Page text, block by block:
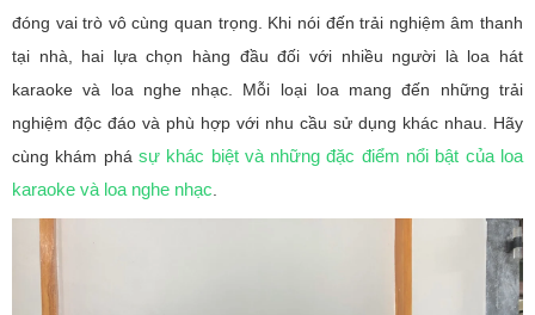
đóng vai trò vô cùng quan trọng. Khi nói đến trải nghiệm âm thanh
tại nhà, hai lựa chọn hàng đầu đối với nhiều người là loa hát
karaoke và loa nghe nhạc. Mỗi loại loa mang đến những trải
nghiệm độc đáo và phù hợp với nhu cầu sử dụng khác nhau. Hãy
cùng khám phá sự khác biệt và những đặc điểm nổi bật của loa
karaoke và loa nghe nhạc.